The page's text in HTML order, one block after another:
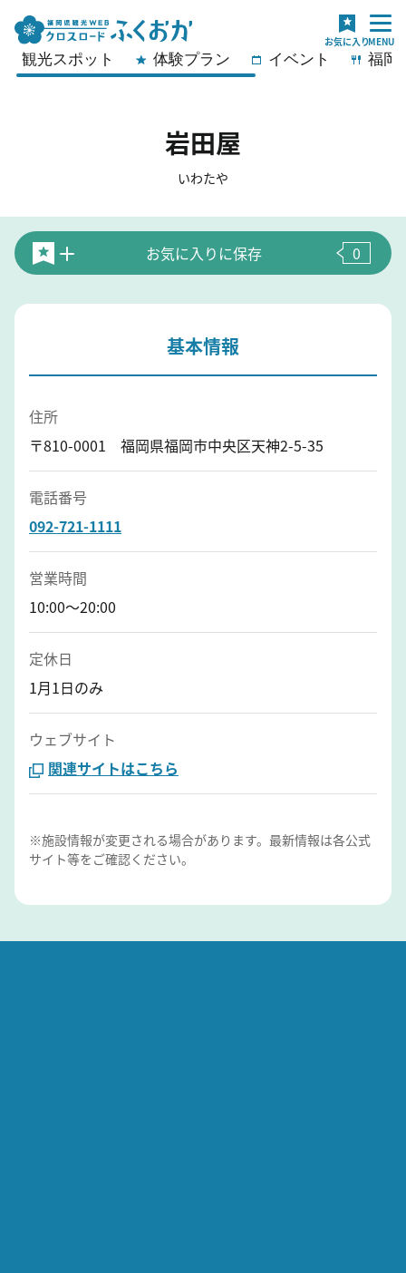
観光スポット 体験プラン イベント 福岡
岩田屋
いわたや
お気に入りに保存 0
基本情報
住所
〒810-0001 福岡県福岡市中央区天神2-5-35
電話番号
092-721-1111
営業時間
10:00～20:00
定休日
1月1日のみ
ウェブサイト
関連サイトはこちら
※施設情報が変更される場合があります。最新情報は各公式
サイト等をご確認ください。